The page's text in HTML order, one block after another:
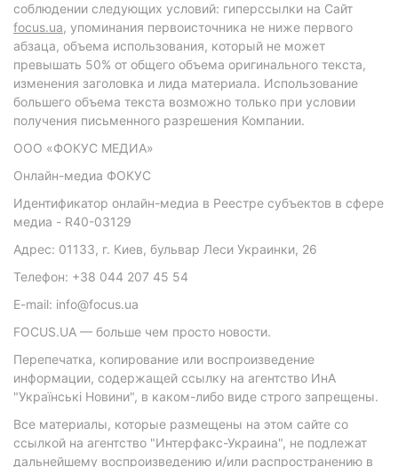
соблюдении следующих условий: гиперссылки на Сайт
focus.ua, упоминания первоисточника не ниже первого
абзаца, объема использования, который не может
превышать 50% от общего объема оригинального текста,
изменения заголовка и лида материала. Использование
большего объема текста возможно только при условии
получения письменного разрешения Компании.
ООО «ФОКУС МЕДИА»
Онлайн-медиа ФОКУС
Идентификатор онлайн-медиа в Реестре субъектов в сфере
медиа - R40-03129
Адрес: 01133, г. Киев, бульвар Леси Украинки, 26
Телефон: +38 044 207 45 54
E-mail: info@focus.ua
FOCUS.UA — больше чем просто новости.
Перепечатка, копирование или воспроизведение
информации, содержащей ссылку на агентство ИнА
"Українські Новини", в каком-либо виде строго запрещены.
Все материалы, которые размещены на этом сайте со
ссылкой на агентство "Интерфакс-Украина", не подлежат
дальнейшему воспроизведению и/или распространению в